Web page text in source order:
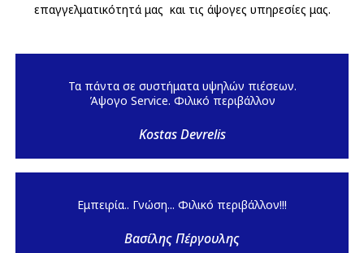
επαγγελματικότητά μας και τις άψογες υπηρεσίες μας.
Τα πάντα σε συστήματα υψηλών πιέσεων.
Άψογο Service. Φιλικό περιβάλλον
Kostas Devrelis
Εμπειρία.. Γνώση... Φιλικό περιβάλλον!!!
Βασίλης Πέργουλης